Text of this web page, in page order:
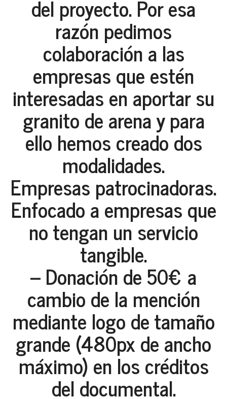
del proyecto. Por esa
razón pedimos
colaboración a las
empresas que estén
interesadas en aportar su
granito de arena y para
ello hemos creado dos
modalidades.
Empresas patrocinadoras.
Enfocado a empresas que
no tengan un servicio
tangible.
– Donación de 50€ a
cambio de la mención
mediante logo de tamaño
grande (480px de ancho
máximo) en los créditos
del documental.